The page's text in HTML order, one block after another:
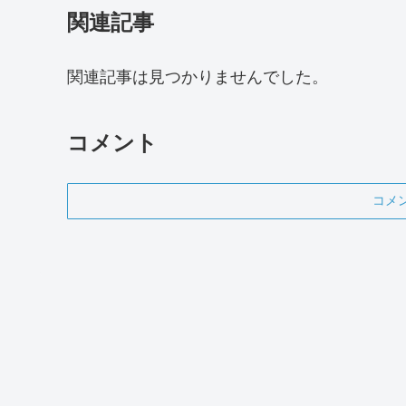
関連記事
関連記事は見つかりませんでした。
コメント
コメ